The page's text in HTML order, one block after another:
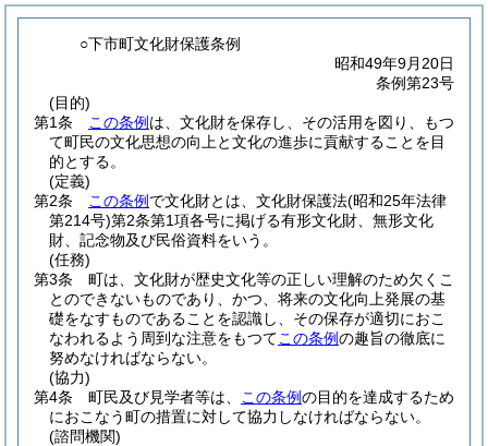
○下市町文化財保護条例
昭和49年9月20日
条例第23号
(目的)
第1条
この条例 は、文化財を保存し、その活用を図り、もつ
て町民の文化思想の向上と文化の進歩に貢献することを目
的とする。
(定義)
第2条
この条例 で文化財とは、文化財保護法(昭和25年法律
第214号)第2条第1項各号に掲げる有形文化財、無形文化
財、記念物及び民俗資料をいう。
(任務)
第3条
町は、文化財が歴史文化等の正しい理解のため欠くこ
とのできないものであり、かつ、将来の文化向上発展の基
礎をなすものであることを認識し、その保存が適切におこ
なわれるよう周到な注意をもつてこの条例の趣旨の徹底に
努めなければならない。
(協力)
第4条
町民及び見学者等は、 この条例の目的を達成するため
におこなう町の措置に対して協力しなければならない。
(諮問機関)